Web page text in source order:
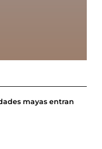
mayas entran